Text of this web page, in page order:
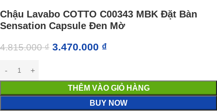
Chậu Lavabo COTTO C00343 MBK Đặt Bàn
Sensation Capsule Đen Mờ
4.815.000₫ 3.470.000 ₫
THÊM VÀO GIỎ HÀNG
BUY NOW